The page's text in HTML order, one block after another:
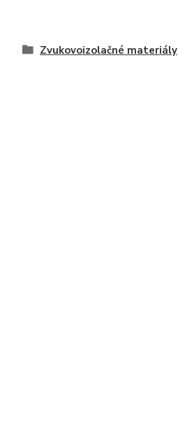
Zvukovoizolačné materiály